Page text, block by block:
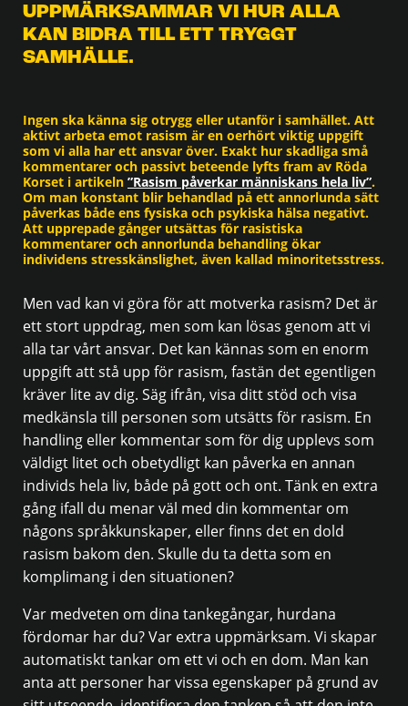
UPPMÄRKSAMMAR VI HUR ALLA
KAN BIDRA TILL ETT TRYGGT
SAMHÄLLE.
Ingen ska känna sig otrygg eller utanför i samhället. Att
aktivt arbeta emot rasism är en oerhört viktig uppgift
som vi alla har ett ansvar över. Exakt hur skadliga små
kommentarer och passivt beteende lyfts fram av Röda
Korset i artikeln ”Rasism påverkar människans hela liv”.
Om man konstant blir behandlad på ett annorlunda sätt
påverkas både ens fysiska och psykiska hälsa negativt.
Att upprepade gånger utsättas för rasistiska
kommentarer och annorlunda behandling ökar
individens stresskänslighet, även kallad minoritetsstress.
Men vad kan vi göra för att motverka rasism? Det är
ett stort uppdrag, men som kan lösas genom att vi
alla tar vårt ansvar. Det kan kännas som en enorm
uppgift att stå upp för rasism, fastän det egentligen
kräver lite av dig. Säg ifrån, visa ditt stöd och visa
medkänsla till personen som utsätts för rasism. En
handling eller kommentar som för dig upplevs som
väldigt litet och obetydligt kan påverka en annan
individs hela liv, både på gott och ont. Tänk en extra
gång ifall du menar väl med din kommentar om
någons språkkunskaper, eller finns det en dold
rasism bakom den. Skulle du ta detta som en
komplimang i den situationen?
Var medveten om dina tankegångar, hurdana
fördomar har du? Var extra uppmärksam. Vi skapar
automatiskt tankar om ett vi och en dom. Man kan
anta att personer har vissa egenskaper på grund av